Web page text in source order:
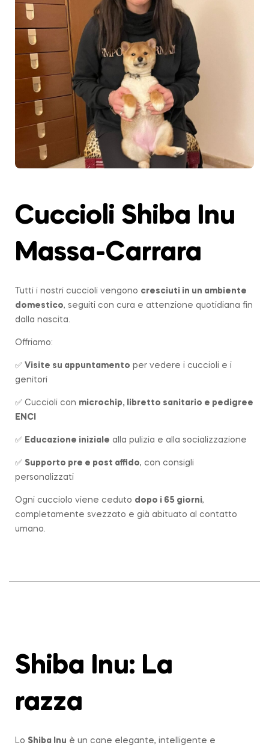
Cuccioli Shiba Inu
Massa-Carrara
Tutti i nostri cuccioli vengono cresciuti in un ambiente
domestico, seguiti con cura e attenzione quotidiana fin
dalla nascita.
Offriamo:
✅ Visite su appuntamento per vedere i cuccioli e i
genitori
✅ Cuccioli con microchip, libretto sanitario e pedigree
ENCI
✅ Educazione iniziale alla pulizia e alla socializzazione
✅ Supporto pre e post affido, con consigli
personalizzati
Ogni cucciolo viene ceduto dopo i 65 giorni,
completamente svezzato e già abituato al contatto
umano.
Shiba Inu: La
razza
Lo Shiba Inu è un cane elegante, intelligente e